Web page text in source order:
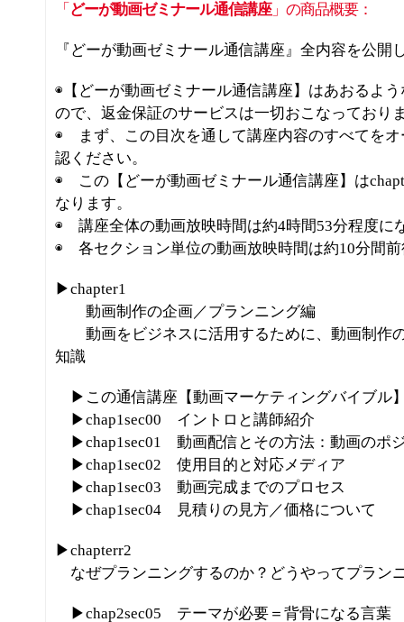
「 どーが動画ゼミナール通信講座」の商品概要：
『どーが動画ゼミナール通信講座』全内容を公開
◉【どーが動画ゼミナール通信講座】はあおるよ
ので、返金保証のサービスは一切おこなっており
◉ まず、この目次を通して講座内容のすべてを
認ください。
◉ この【どーが動画ゼミナール通信講座】は
なります。
◉ 講座全体の動画放映時間は約4時間53分程度に
◉ 各セクション単位の動画放映時間は約10分間
▶chapter1
動画制作の企画／プランニング編
動画をビジネスに活用するために、動画制作
知識
▶この通信講座【動画マーケティングバイブル
▶chap1sec00 イントロと講師紹介
▶chap1sec01 動画配信とその方法：動画のポ
▶chap1sec02 使用目的と対応メディア
▶chap1sec03 動画完成までのプロセス
▶chap1sec04 見積りの見方／価格について
▶chapterr2
なぜプランニングするのか？どうやってプラン
▶chap2sec05 テーマが必要＝背骨になる言葉